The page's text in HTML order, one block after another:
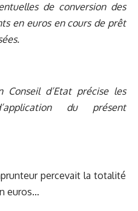
de conversion des
en euros en cours de prêt
Conseil d’Etat précise les
du présent
percevait la totalité
euros…